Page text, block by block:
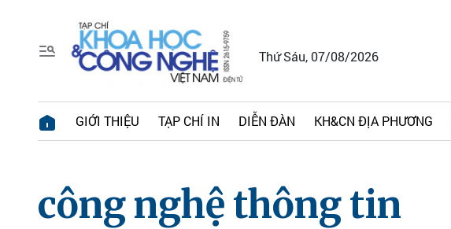
Thứ Sáu, 07/08/2026
GIỚI THIỆU TẠP CHÍ IN DIỄN ĐÀN KH&CN ĐỊA PHƯƠNG
công nghệ thông tin